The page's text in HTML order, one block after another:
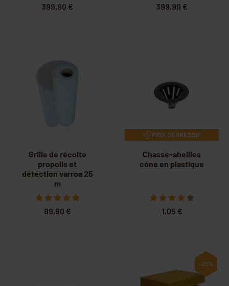
399,90 € 399,90 €
Grille de récolte
propolis et
détection varroa 25
m
99,90 €
PRIX DEGRESSIF
Chasse-abeilles
cône en plastique
1,05 €
-20%